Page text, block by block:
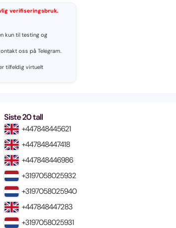
verifiseringsbruk.
kun til testing og
oss på Telegram.
tilfeldig virtuelt
Siste 20 tall
+447848445621
+447848447418
+447848446986
+3197058025932
+3197058025940
+447848447283
+3197058025931